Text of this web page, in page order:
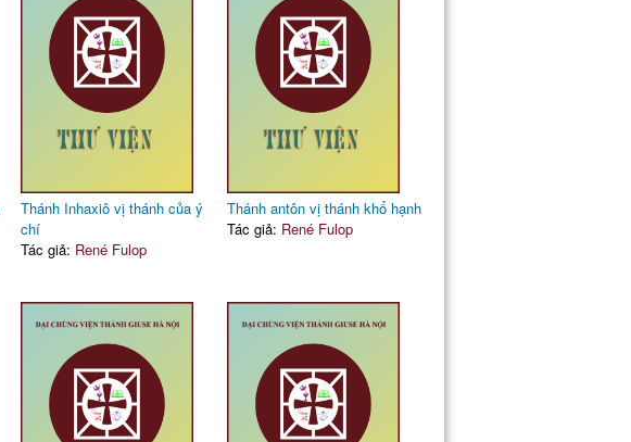
Thánh Inhaxiô vị thánh của ý
chí
Tác giả: René Fulop
Thánh antôn vị thánh khổ hạnh
Tác giả: René Fulop